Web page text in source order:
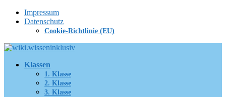
Zum
Inhalt
Impressum
Datenschutz
Cookie-Richtlinie (EU)
Klassen
1. Klasse
2. Klasse
3. Klasse